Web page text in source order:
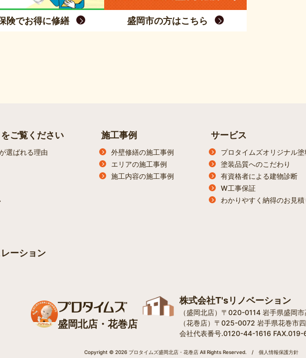
険でお得に修繕 盛岡市の方はこちら
ご覧ください
選ばれる理由
ーション
施工事例
外壁修繕の施工事例
エリアの施工事例
施工内容の施工事例
サービス
プロタイムズオリジナル塗
塗装品質へのこだわり
有資格者による建物診断
W工事保証
わかりやすく納得のお見積
盛岡北店・花巻店
株式会社T'sリノベーション
（盛岡北店）〒020-0114 岩手県盛岡
（花巻店）〒025-0072 岩手県花巻市
会社代表番号.0120-44-1616
Copyright © 2026 プロタイムズ盛岡北店・花巻店 All Rights Reserved. / 個人情報保護方針